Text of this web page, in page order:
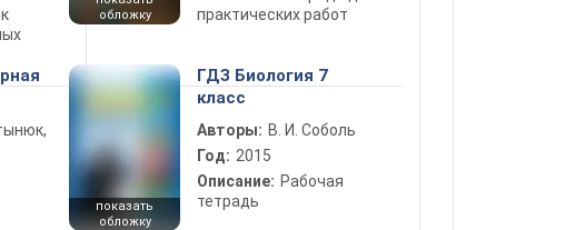
обложку
практических работ
показать
обложку
ГДЗ Биология 7
класс
Авторы: В. И. Соболь
Год: 2015
Описание: Рабочая
тетрадь